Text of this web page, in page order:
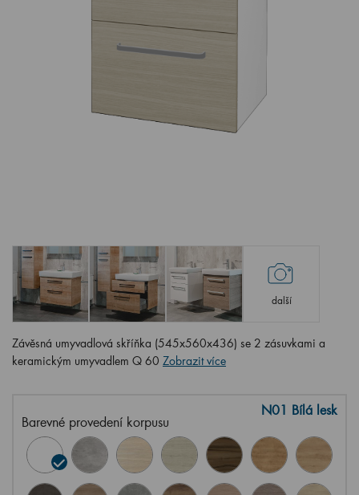
další
Závěsná umyvadlová skříňka (545x560x436) se 2 zásuvkami a
keramickým umyvadlem Q 60 Zobrazit více
Barevné provedení korpusu
N01 Bílá lesk